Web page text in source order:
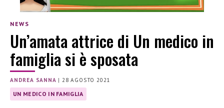
NEWS
Un’amata attrice di Un medico in
famiglia si è sposata
ANDREA SANNA |28 AGOSTO 2021
UN MEDICO IN FAMIGLIA